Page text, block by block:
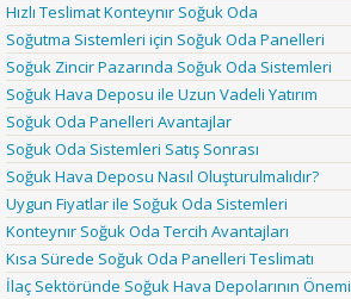
Hızlı Teslimat Konteynır Soğuk Oda
Soğutma Sistemleri için Soğuk Oda Panelleri
Soğuk Zincir Pazarında Soğuk Oda Sistemleri
Soğuk Hava Deposu ile Uzun Vadeli Yatırım
Soğuk Oda Panelleri Avantajlar
Soğuk Oda Sistemleri Satış Sonrası
Soğuk Hava Deposu Nasıl Oluşturulmalıdır?
Uygun Fiyatlar ile Soğuk Oda Sistemleri
Konteynır Soğuk Oda Tercih Avantajları
Kısa Sürede Soğuk Oda Panelleri Teslimatı
İlaç Sektöründe Soğuk Hava Depolarının Önemi